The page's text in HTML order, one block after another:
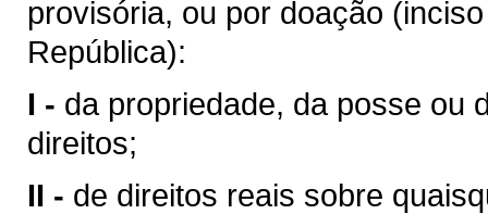
provisória, ou por doação
República):
I - da propriedade, da posse ou
direitos;
II - de direitos reais sobre